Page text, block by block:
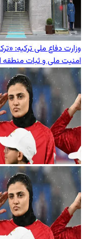
وزارت دفاع ملی ترکیه:
امنیت ملی و ثبات